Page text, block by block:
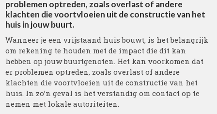
problemen optreden, zoals overlast of andere
klachten die voortvloeien uit de constructie van het
huis in jouw buurt.
Wanneer je een vrijstaand huis bouwt, is het belangrijk
om rekening te houden met de impact die dit kan
hebben op jouw buurtgenoten. Het kan voorkomen dat
er problemen optreden, zoals overlast of andere
klachten die voortvloeien uit de constructie van het
huis. In zo’n geval is het verstandig om contact op te
nemen met lokale autoriteiten.